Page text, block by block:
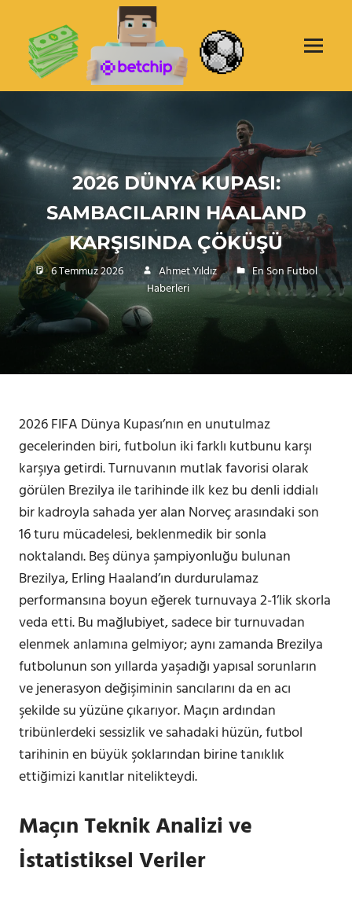
content
Türkiye'nin
Betchip
Menu
2026 DÜNYA KUPASI:
SAMBACILARIN HAALAND
KARŞISINDA ÇÖKÜŞÜ
6 Temmuz 2026 Ahmet Yıldız
En Son Futbol
Haberleri
2026 FIFA Dünya Kupası’nın en unutulmaz
gecelerinden biri, futbolun iki farklı kutbunu karşı
karşıya getirdi. Turnuvanın mutlak favorisi olarak
görülen Brezilya ile tarihinde ilk kez bu denli iddialı
bir kadroyla sahada yer alan Norveç arasındaki son
16 turu mücadelesi, beklenmedik bir sonla
noktalandı. Beş dünya şampiyonluğu bulunan
Brezilya, Erling Haaland’ın durdurulamaz
performansına boyun eğerek turnuvaya 2-1’lik skorla
veda etti. Bu mağlubiyet, sadece bir turnuvadan
elenmek anlamına gelmiyor; aynı zamanda Brezilya
futbolunun son yıllarda yaşadığı yapısal sorunların
ve jenerasyon değişiminin sancılarını da en acı
şekilde su yüzüne çıkarıyor. Maçın ardından
tribünlerdeki sessizlik ve sahadaki hüzün, futbol
tarihinin en büyük şoklarından birine tanıklık
ettiğimizi kanıtlar nitelikteydi.
Maçın Teknik Analizi ve
İstatistiksel Veriler